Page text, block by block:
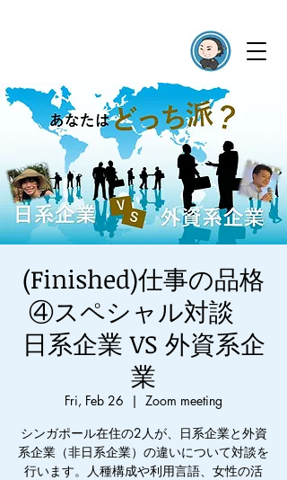
(Finished)仕事の品格
④スペシャル対談
日系企業 VS 外資系企
業
Fri, Feb 26
  |
Zoom meeting
シンガポール在住の2人が、日系企業と外資
系企業（非日系企業）の違いについて対談を
行います。人種構成や利用言語、女性の活